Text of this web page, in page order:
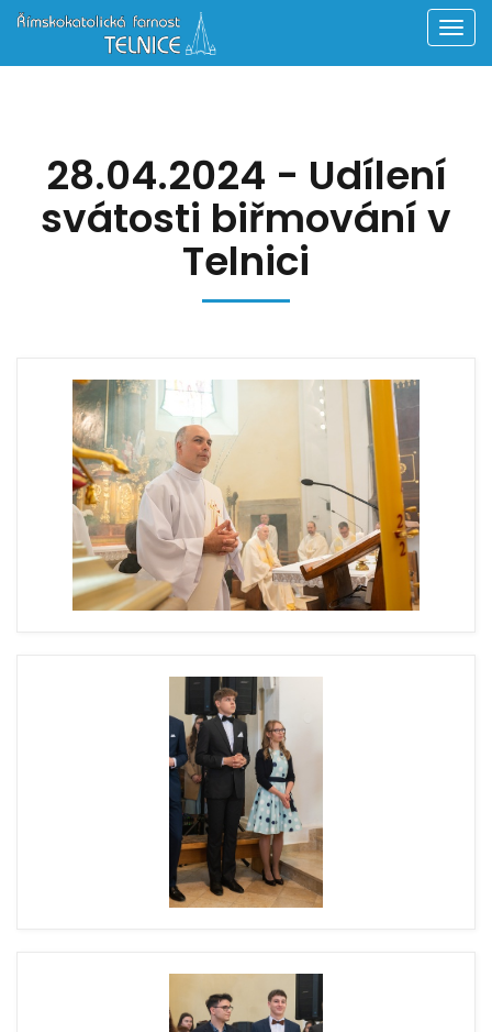
28.04.2024 - Udílení
svátosti biřmování v
Telnici